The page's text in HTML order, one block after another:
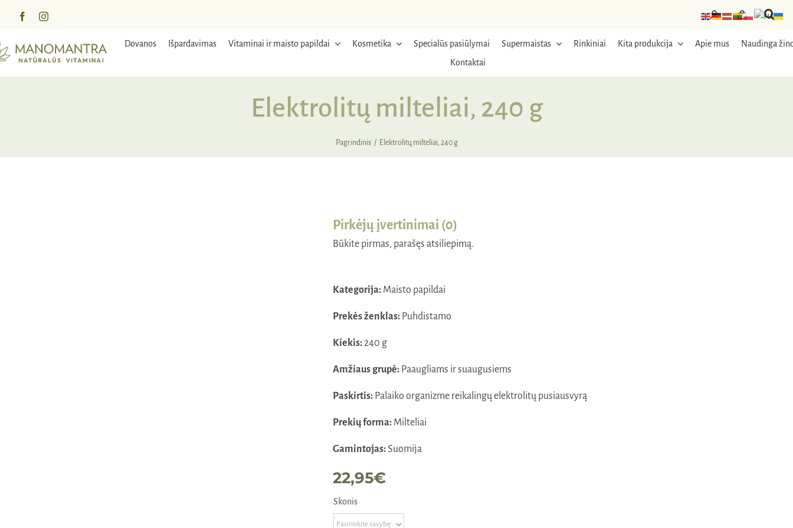
turinį
Dovanos Išpardavimas Vitaminai ir maisto papildai Kosmetika Specialūs pasiūlymai Supermaistas Rinkiniai Kita produkcija Apie mus
Naudinga
Kontaktai
Elektrolitų milteliai, 240 g
Pagrindinis Elektrolitų milteliai, 240 g
Pirkėjų įvertinimai (0)
Būkite pirmas, parašęs atsiliepimą.
Kategorija: Maisto papildai
Prekės ženklas: Puhdistamo
Kiekis:240 g
Amžiaus grupė: Paaugliams ir suaugusiems
Paskirtis: Palaiko organizme reikalingų elektrolitų pusiausvyrą
Prekių forma: Milteliai
Gamintojas:Suomija
22,95€
Skonis